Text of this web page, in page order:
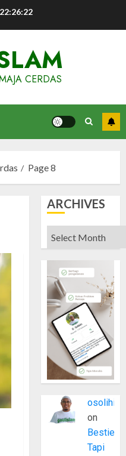
22:26:22
CERDAS
Page 8
ARCHIVES
Archives
osolihin
on
Bestie
Tapi